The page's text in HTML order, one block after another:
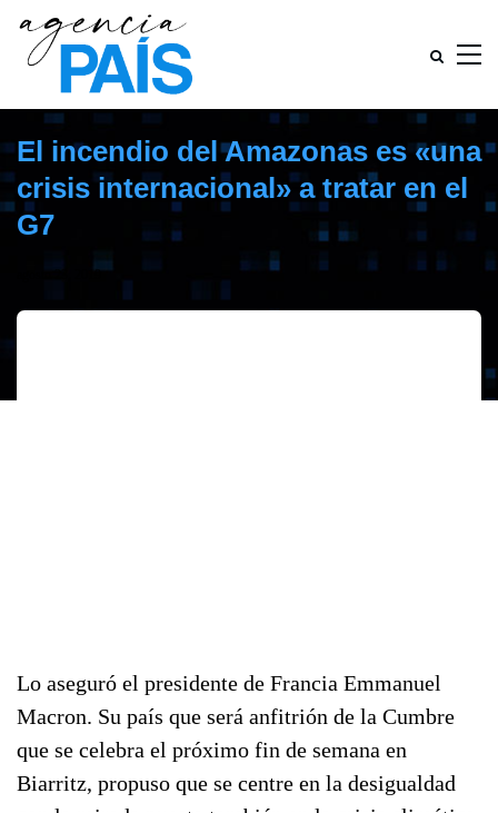
El incendio del Amazonas es «una
crisis internacional» a tratar en el
G7
agosto 23, 2019
Lo aseguró el presidente de Francia Emmanuel
Macron. Su país que será anfitrión de la Cumbre
que se celebra el próximo fin de semana en
Biarritz, propuso que se centre en la desigualdad